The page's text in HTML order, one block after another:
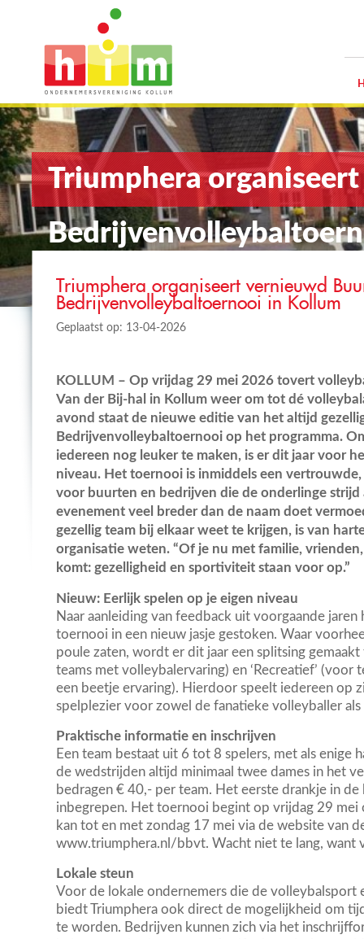
Triumphera
Triumphera organiseert vernieuwd
Bedrijvenvolleybaltoernooi in Kollum
Geplaatst op: 13-04-2026
KOLLUM – Op vrijdag 29 mei 2026 tovert
Van der Bij-hal in Kollum weer om tot dé
avond staat de nieuwe editie van het altijd
Bedrijvenvolleybaltoernooi op het programma.
iedereen nog leuker te maken, is er dit jaar voor
niveau. Het toernooi is inmiddels een
voor buurten en bedrijven die de onderlinge strijd
evenement veel breder dan de naam doet
gezellig team bij elkaar weet te krijgen, is van
organisatie weten. “Of je nu met familie,
komt: gezelligheid en sportiviteit staan voor op.”
Nieuw: Eerlijk spelen op je eigen niveau
Naar aanleiding van feedback uit voorgaande jaren
toernooi in een nieuw jasje gestoken. Waar
poule zaten, wordt er dit jaar een splitsing gemaakt
teams met volleybalervaring) en ‘Recreatief’ (voor
een beetje ervaring). Hierdoor speelt iedereen op
spelplezier voor zowel de fanatieke volleyballer
Praktische informatie en inschrijven
Een team bestaat uit 6 tot 8 spelers, met als enige
de wedstrijden altijd minimaal twee dames in het
bedragen € 40,- per team. Het eerste drankje in de
inbegrepen. Het toernooi begint op vrijdag 29 mei
kan tot en met zondag 17 mei via de website van
www.triumphera.nl/bbvt. Wacht niet te lang, want
Lokale steun
Voor de lokale ondernemers die de volleybalsport
biedt Triumphera ook direct de mogelijkheid om
te worden. Bedrijven kunnen zich via het